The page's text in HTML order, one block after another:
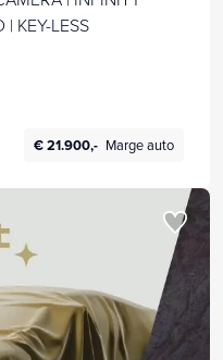
KEY-LESS
€ 21.900,- Marge auto